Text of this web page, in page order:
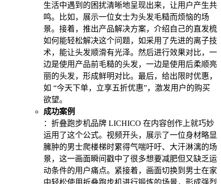
生活中遇到的困扰清晰地呈现出来，让用户产生共
鸣。比如，展示一位女士为头发毛糙而烦恼的场
景。接着，推出产品解决方案，介绍自己的直发梳
如何能轻松解决这个问题，如采用了先进的离子技
术，能让头发顺滑有光泽。然后进行效果对比，一
边是使用产品前毛糙的头发，一边是使用后柔顺亮
丽的头发，形成鲜明对比。最后，给出限时优惠，
如 “今天下单，立享五折优惠”，激发用户的购买
欲望。
成功案例
：折叠跑步机品牌 LICHICO 在内容创作上就巧妙
运用了这个公式。视频开头，展示了一位身材略显
臃肿的男士爬楼梯时累得气喘吁吁、大汗淋漓的场
景，这一画面瞬间戳中了很多想要减肥但又缺乏运
动条件的用户痛点。紧接着，画面切换到男士在家
中轻松使用折叠跑步机进行锻炼的场景，形成强烈